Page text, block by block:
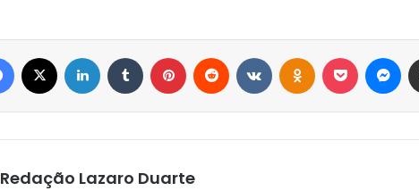
Facebook Linkedin Tumblr Pinterest Reddit Pocket
Redação Lazaro Duarte